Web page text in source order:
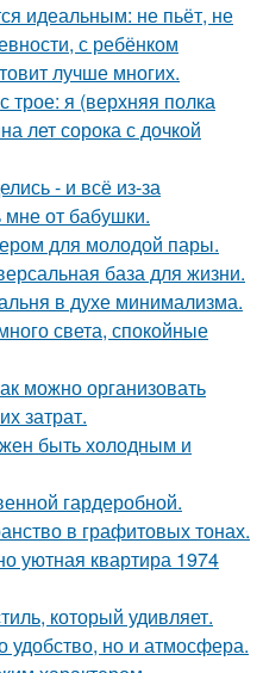
идеальным: не пьёт, не
с ребёнком
лучше многих.
трое: я (верхняя полка
лет сорока с дочкой
- и всё из-за
мне от бабушки.
для молодой пары.
база для жизни.
в духе минимализма.
света, спокойные
можно организовать
затрат.
быть холодным и
гардеробной.
в графитовых тонах.
уютная квартира 1974
который удивляет.
удобство, но и атмосфера.